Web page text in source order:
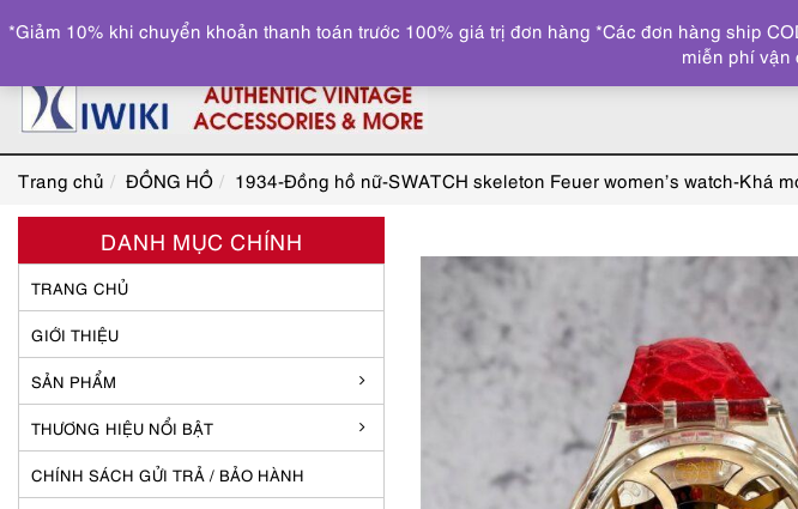
Trang chủ ĐỒNG HỒ 1934-Đồng hồ nữ-SWATCH skeleton Feuer women’s watch-Khá
DANH MỤC CHÍNH
TRANG CHỦ
GIỚI THIỆU
SẢN PHẨM
THƯƠNG HIỆU NỔI BẬT
CHÍNH SÁCH GỬI TRẢ / BẢO HÀNH
*Giảm 10% khi chuyển khoản thanh toán trước 100% giá trị đơn hàng *Các đơn hàng ship
miễn phí vận